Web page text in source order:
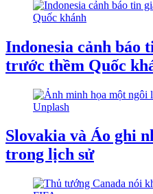
Indonesia cảnh báo
trước thềm Quốc
Slovakia và Áo ghi
trong lịch sử